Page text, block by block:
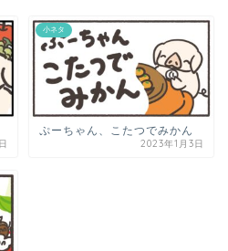
小ネタ
ぷーちゃん、こたつでみかん
2023年1月3日